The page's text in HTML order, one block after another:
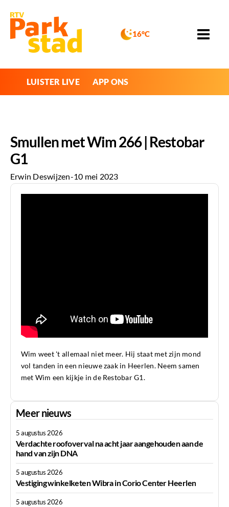
16°C
LUISTER LIVE APP ONS
Smullen met Wim 266 | Restobar
G1
Erwin Deswijzen-10 mei 2023
Wim weet 't allemaal niet meer. Hij staat met zijn mond
vol tanden in een nieuwe zaak in Heerlen. Neem samen
met Wim een kijkje in de Restobar G1.
Meer nieuws
5 augustus 2026
Verdachte roofoverval na acht jaar aangehouden aan de
hand van zijn DNA
5 augustus 2026
Vestiging winkelketen Wibra in Corio Center Heerlen
5 augustus 2026